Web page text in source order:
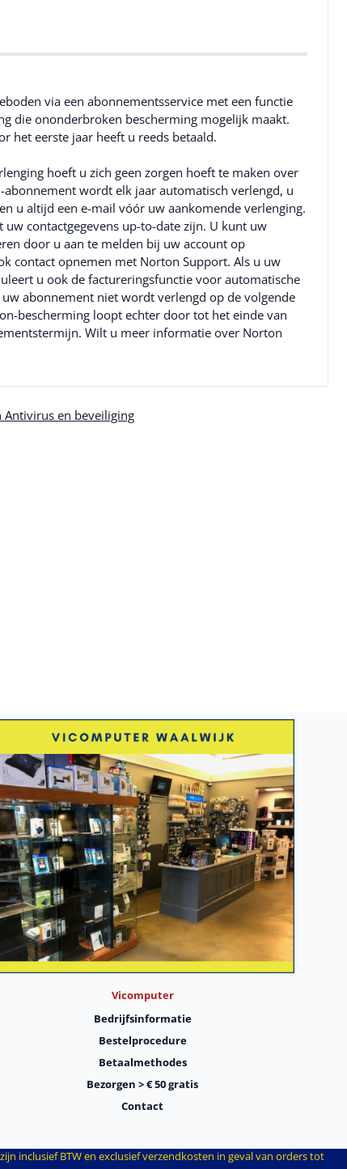
via een abonnementsservice met een functie
die ononderbroken bescherming mogelijk maakt.
het eerste jaar heeft u reeds betaald.
hoeft u zich geen zorgen hoeft te maken over
wordt elk jaar automatisch verlengd, u
u altijd een e-mail vóór uw aankomende verlenging.
contactgegevens up-to-date zijn. U kunt uw
door u aan te melden bij uw account op
contact opnemen met Norton Support. Als u uw
u ook de factureringsfunctie voor automatische
abonnement niet wordt verlengd op de volgende
bescherming loopt echter door tot het einde van
Wilt u meer informatie over Norton
Antivirus en beveiliging
Vicomputer
Bedrijfsinformatie
Bestelprocedure
Betaalmethodes
Bezorgen > € 50 gratis
Contact
inclusief BTW en exclusief verzendkosten in geval van orders tot